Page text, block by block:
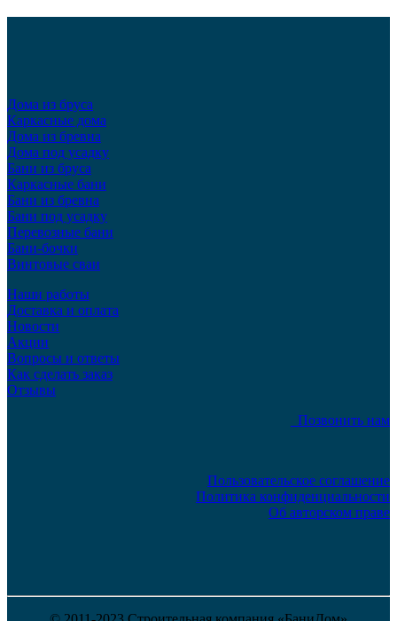
Дома из бруса
Каркасные дома
Дома из бревна
Дома под усадку
Бани из бруса
Каркасные бани
Бани из бревна
Бани под усадку
Перевозные бани
Бани-бочки
Винтовые сваи
Наши работы
Доставка и оплата
Новости
Акции
Вопросы и ответы
Как сделать заказ
Отзывы
Позвонить нам
Пользовательское соглашение
Политика конфиденциальности
Об авторском праве